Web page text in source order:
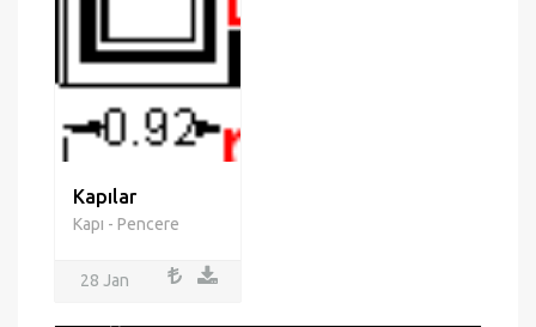
Kapılar
Kapı - Pencere
28 Jan